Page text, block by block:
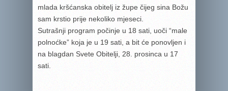
mlada kršćanska obitelj iz župe čijeg sina Božu
sam krstio prije nekoliko mjeseci.
Sutrašnji program počinje u 18 sati, uoči “male
polnoćke” koja je u 19 sati, a bit će ponovljen i
na blagdan Svete Obitelji, 28. prosinca u 17
sati.